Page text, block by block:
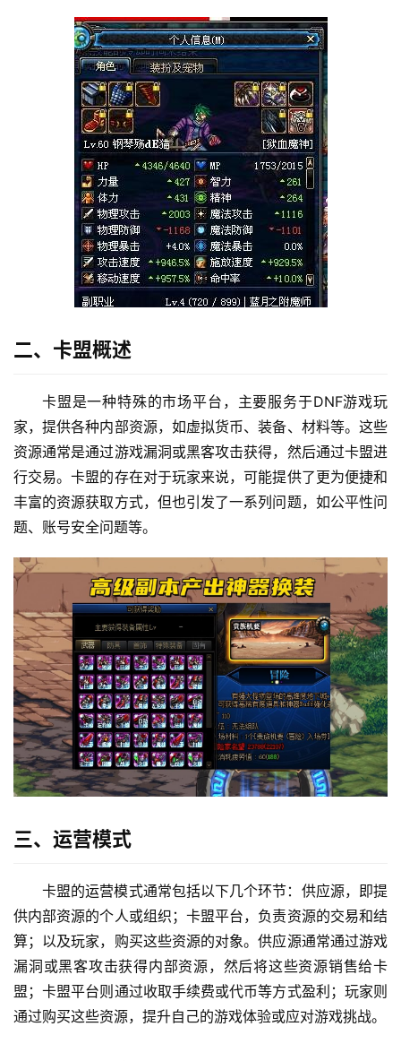
二、卡盟概述
卡盟是一种特殊的市场平台，主要服务于DNF游戏玩
家，提供各种内部资源，如虚拟货币、装备、材料等。这些
资源通常是通过游戏漏洞或黑客攻击获得，然后通过卡盟进
行交易。卡盟的存在对于玩家来说，可能提供了更为便捷和
丰富的资源获取方式，但也引发了一系列问题，如公平性问
题、账号安全问题等。
三、运营模式
卡盟的运营模式通常包括以下几个环节：供应源，即提
供内部资源的个人或组织；卡盟平台，负责资源的交易和结
算；以及玩家，购买这些资源的对象。供应源通常通过游戏
漏洞或黑客攻击获得内部资源，然后将这些资源销售给卡
盟；卡盟平台则通过收取手续费或代币等方式盈利；玩家则
通过购买这些资源，提升自己的游戏体验或应对游戏挑战。